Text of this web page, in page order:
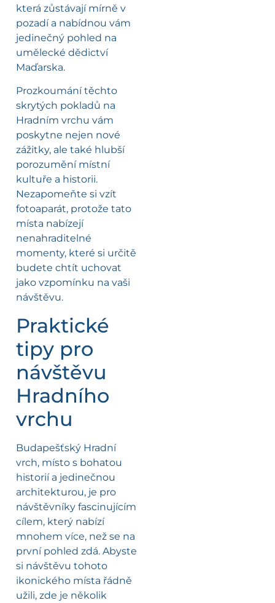
která zůstávají mírně v
pozadí a nabídnou vám
jedinečný pohled na
umělecké dědictví
Maďarska.
Prozkoumání těchto
skrytých pokladů na
Hradním vrchu vám
poskytne nejen nové
zážitky, ale také hlubší
porozumění místní
kultuře a historii.
Nezapomeňte si vzít
fotoaparát, protože tato
místa nabízejí
nenahraditelné
momenty, které si určitě
budete chtít uchovat
jako vzpomínku na vaši
návštěvu.
Praktické
tipy pro
návštěvu
Hradního
vrchu
Budapešťský Hradní
vrch, místo s bohatou
historií a jedinečnou
architekturou, je pro
návštěvníky fascinujícím
cílem, který nabízí
mnohem více, než se na
první pohled zdá. Abyste
si návštěvu tohoto
ikonického místa řádně
užili, zde je několik